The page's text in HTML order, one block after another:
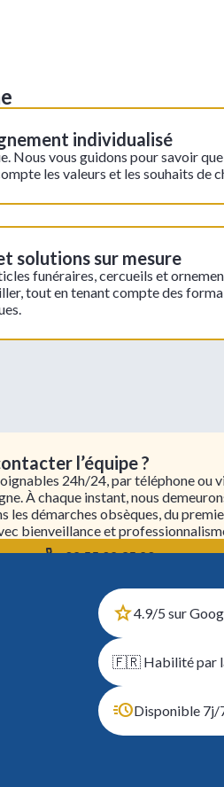
individualisé
Nous vous guidons pour savoir
les valeurs et les souhaits de
solutions sur mesure
funéraires, cercueils et
tout en tenant compte des
l’équipe ?
24h/24, par téléphone ou
À chaque instant, nous
les démarches obsèques, du
bienveillance et
02 55 02 35 20
4.9/5 sur
🇫🇷 Habilité par
Disponible 7j/